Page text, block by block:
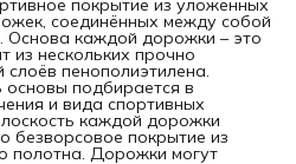
покрытие из уложенных
соединённых между собой
Основа каждой дорожки – это
из нескольких прочно
пенополиэтилена.
основы подбирается в
и вида спортивных
каждой дорожки
безворсовое покрытие из
полотна. Дорожки могут